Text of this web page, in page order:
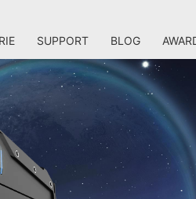
SUPPORT BLOG